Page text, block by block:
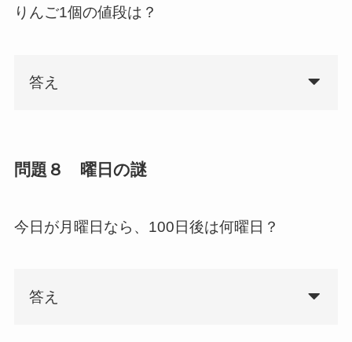
りんご1個の値段は？
答え
問題８ 曜日の謎
今日が月曜日なら、100日後は何曜日？
答え